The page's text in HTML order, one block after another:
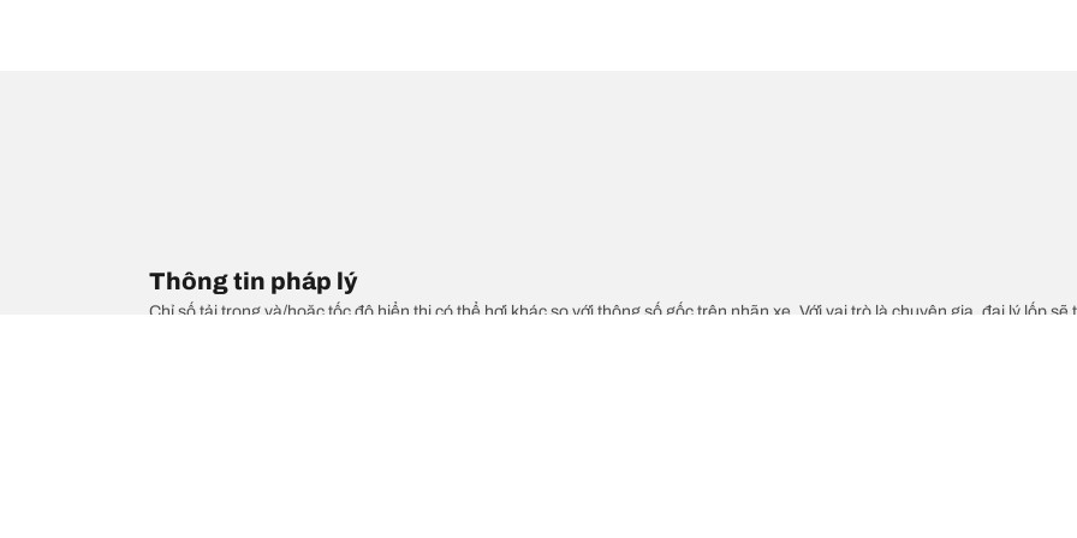
Thông tin pháp lý
Chỉ số tải trọng và/hoặc tốc độ hiển thị có thể hơi khác so với thông số gốc trên nhãn xe. Với vai trò là chuyên gia, đại lý lốp sẽ